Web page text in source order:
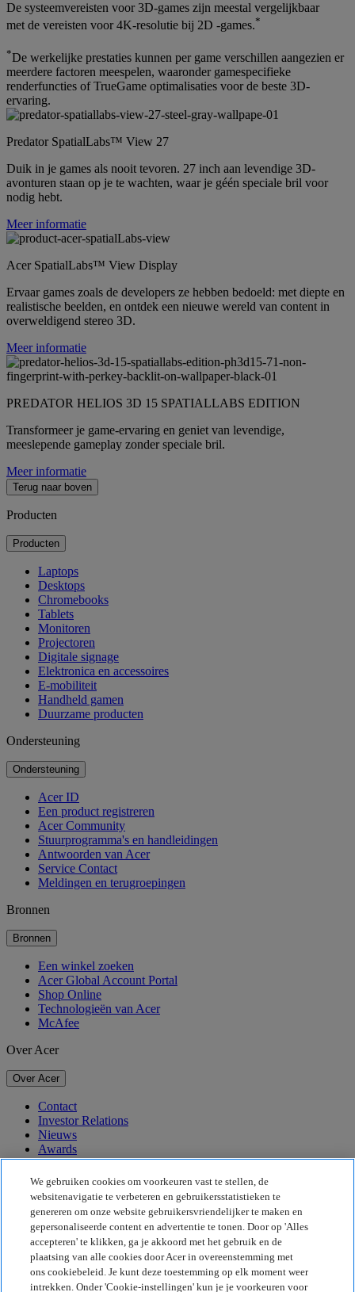
De systeemvereisten voor 3D-games zijn meestal vergelijkbaar
met de vereisten voor 4K-resolutie bij 2D -games.*
*De werkelijke prestaties kunnen per game verschillen aangezien er
meerdere factoren meespelen, waaronder gamespecifieke
renderfuncties of TrueGame optimalisaties voor de beste 3D-
ervaring.
Predator SpatialLabs™ View 27
Duik in je games als nooit tevoren. 27 inch aan levendige 3D-
avonturen staan op je te wachten, waar je géén speciale bril voor
nodig hebt.
Meer informatie
Acer SpatialLabs™ View Display
Ervaar games zoals de developers ze hebben bedoeld: met diepte en
realistische beelden, en ontdek een nieuwe wereld van content in
overweldigend stereo 3D.
Meer informatie
PREDATOR HELIOS 3D 15 SPATIALLABS EDITION
Transformeer je game-ervaring en geniet van levendige,
meeslepende gameplay zonder speciale bril.
Meer informatie
Terug naar boven
Producten
Producten
Laptops
Desktops
Chromebooks
Tablets
Monitoren
Projectoren
Digitale signage
Elektronica en accessoires
E-mobiliteit
Handheld gamen
Duurzame producten
Ondersteuning
Ondersteuning
Acer ID
Een product registreren
Acer Community
Stuurprogramma's en handleidingen
Antwoorden van Acer
Service Contact
Meldingen en terugroepingen
Bronnen
Bronnen
Een winkel zoeken
Acer Global Account Portal
Shop Online
Technologieën van Acer
McAfee
Over Acer
Over Acer
Contact
Investor Relations
Nieuws
Awards
Evenementen
Duurzaamheid
Duurzaamheid
Maatschappelijk verantwoord ondernemen
De CO2-voetafdruk van het product
Project Humanity
Earthion
We gebruiken cookies om voorkeuren vast te stellen, de
websitenavigatie te verbeteren en gebruikersstatistieken te
genereren om onze website gebruikersvriendelijker te maken en
gepersonaliseerde content en advertentie te tonen. Door op 'Alles
accepteren' te klikken, ga je akkoord met het gebruik en de
plaatsing van alle cookies door Acer in overeenstemming met
ons cookiebeleid. Je kunt deze toestemming op elk moment weer
intrekken. Onder 'Cookie-instellingen' kun je je voorkeuren voor